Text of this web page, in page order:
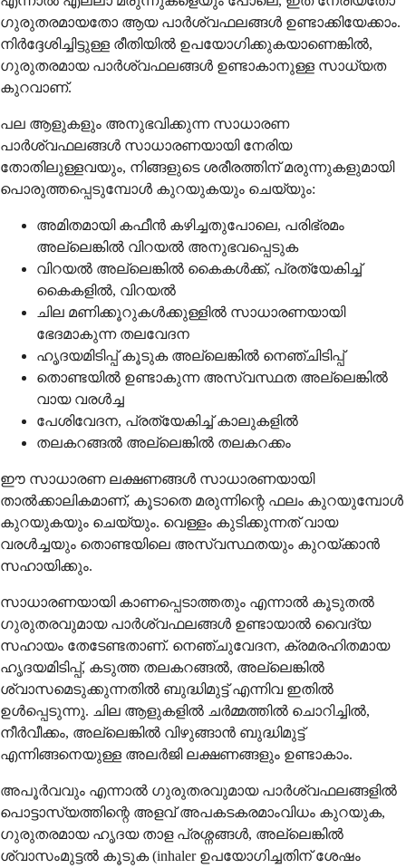
ഗുരുതരമായതോ ആയ പാർശ്വഫലങ്ങൾ ഉണ്ടാക്കിയേക്കാം.
നിർദ്ദേശിച്ചിട്ടുള്ള രീതിയിൽ ഉപയോഗിക്കുകയാണെങ്കിൽ,
ഗുരുതരമായ പാർശ്വഫലങ്ങൾ ഉണ്ടാകാനുള്ള സാധ്യത
കുറവാണ്.
പല ആളുകളും അനുഭവിക്കുന്ന സാധാരണ
പാർശ്വഫലങ്ങൾ സാധാരണയായി നേരിയ
തോതിലുള്ളവയും, നിങ്ങളുടെ ശരീരത്തിന് മരുന്നുകളുമായി
പൊരുത്തപ്പെടുമ്പോൾ കുറയുകയും ചെയ്യും:
അമിതമായി കഫീൻ കഴിച്ചതുപോലെ, പരിഭ്രമം
അല്ലെങ്കിൽ വിറയൽ അനുഭവപ്പെടുക
വിറയൽ അല്ലെങ്കിൽ കൈകൾക്ക്, പ്രത്യേകിച്ച്
കൈകളിൽ, വിറയൽ
ചില മണിക്കൂറുകൾക്കുള്ളിൽ സാധാരണയായി
ഭേദമാകുന്ന തലവേദന
ഹൃദയമിടിപ്പ് കൂടുക അല്ലെങ്കിൽ നെഞ്ചിടിപ്പ്
തൊണ്ടയിൽ ഉണ്ടാകുന്ന അസ്വസ്ഥത അല്ലെങ്കിൽ
വായ വരൾച്ച
പേശിവേദന, പ്രത്യേകിച്ച് കാലുകളിൽ
തലകറങ്ങൽ അല്ലെങ്കിൽ തലകറക്കം
ഈ സാധാരണ ലക്ഷണങ്ങൾ സാധാരണയായി
താൽക്കാലികമാണ്, കൂടാതെ മരുന്നിന്റെ ഫലം കുറയുമ്പോൾ
കുറയുകയും ചെയ്യും. വെള്ളം കുടിക്കുന്നത് വായ
വരൾച്ചയും തൊണ്ടയിലെ അസ്വസ്ഥതയും കുറയ്ക്കാൻ
സഹായിക്കും.
സാധാരണയായി കാണപ്പെടാത്തതും എന്നാൽ കൂടുതൽ
ഗുരുതരവുമായ പാർശ്വഫലങ്ങൾ ഉണ്ടായാൽ വൈദ്യ
സഹായം തേടേണ്ടതാണ്. നെഞ്ചുവേദന, ക്രമരഹിതമായ
ഹൃദയമിടിപ്പ്, കടുത്ത തലകറങ്ങൽ, അല്ലെങ്കിൽ
ശ്വാസമെടുക്കുന്നതിൽ ബുദ്ധിമുട്ട് എന്നിവ ഇതിൽ
ഉൾപ്പെടുന്നു. ചില ആളുകളിൽ ചർമ്മത്തിൽ ചൊറിച്ചിൽ,
നീർവീക്കം, അല്ലെങ്കിൽ വിഴുങ്ങാൻ ബുദ്ധിമുട്ട്
എന്നിങ്ങനെയുള്ള അലർജി ലക്ഷണങ്ങളും ഉണ്ടാകാം.
അപൂർവവും എന്നാൽ ഗുരുതരവുമായ പാർശ്വഫലങ്ങളിൽ
പൊട്ടാസ്യത്തിന്റെ അളവ് അപകടകരമാംവിധം കുറയുക,
ഗുരുതരമായ ഹൃദയ താള പ്രശ്നങ്ങൾ, അല്ലെങ്കിൽ
ശ്വാസംമുട്ടൽ കൂടുക (inhaler ഉപയോഗിച്ചതിന് ശേഷം